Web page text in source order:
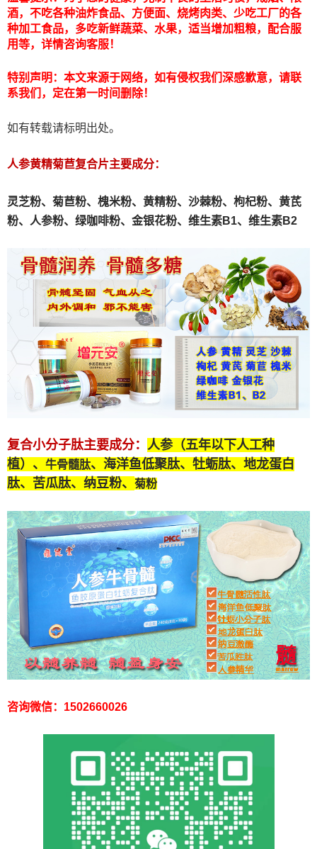
酒，不吃各种油炸食品、方便面、烧烤肉类、少吃工厂的各
种加工食品，多吃新鲜蔬菜、水果，适当增加粗粮，配合服
用等，详情咨询客服！
特别声明：本文来源于网络，如有侵权我们深感歉意，请联
系我们，定在第一时间删除！
如有转载请标明出处。
人参黄精菊苣复合片主要成分：
灵芝粉、 菊苣粉、 槐米粉、 黄精粉、沙棘粉、枸杞粉、黄芪
粉、人参粉、绿咖啡粉、金银花粉、维生素B1、维生素B2
复合小分子肽主要成分： 人参（五年以下人工种
植）、 牛骨髓肽、海洋鱼低聚肽、牡蛎肽、 地龙蛋白
肽、苦瓜肽、纳豆粉、 菊粉
咨询微信：1502660026